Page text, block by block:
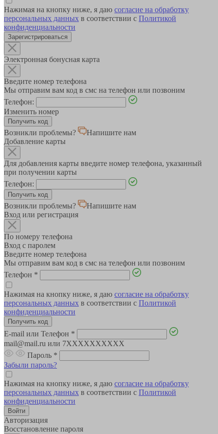
Нажимая на кнопку ниже, я даю согласие на обработку
персональных данных в соответствии с Политикой
конфиденциальности
Зарегистрироваться
Электронная бонусная карта
Введите номер телефона
Мы отправим вам код в смс на телефон или позвоним
Телефон:
Изменить номер
Возникли проблемы?
Напишите нам
Добавление карты
Для добавления карты введите номер телефона, указанный
при получении карты
Телефон:
Возникли проблемы?
Напишите нам
Вход или регистрация
По номеру телефона
Вход с паролем
Введите номер телефона
Мы отправим вам код в смс на телефон или позвоним
Телефон *
Нажимая на кнопку ниже, я даю согласие на обработку
персональных данных в соответствии с Политикой
конфиденциальности
E-mail или Телефон *
mail@mail.ru или 7XXXXXXXXXX
Пароль *
Забыли пароль?
Нажимая на кнопку ниже, я даю согласие на обработку
персональных данных в соответствии с Политикой
конфиденциальности
Авторизация
Восстановление пароля